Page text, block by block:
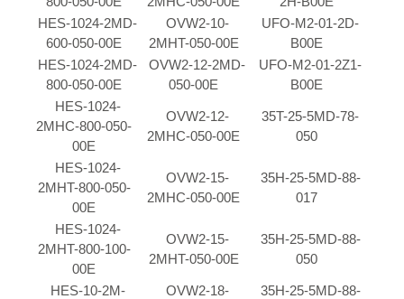
HES-1024-2MD-
600-050-00E
OVW2-10-
2MHT-050-00E
UFO-M2-01-2D-
B00E
HES-1024-2MD-
800-050-00E
OVW2-12-2MD-
050-00E
UFO-M2-01-2Z1-
B00E
HES-1024-
2MHC-800-050-
00E
OVW2-12-
2MHC-050-00E
35T-25-5MD-78-
050
HES-1024-
2MHT-800-050-
00E
OVW2-15-
2MHC-050-00E
35H-25-5MD-88-
017
HES-1024-
2MHT-800-100-
00E
OVW2-15-
2MHT-050-00E
35H-25-5MD-88-
050
HES-10-2M-
OVW2-18-
35H-25-5MD-88-